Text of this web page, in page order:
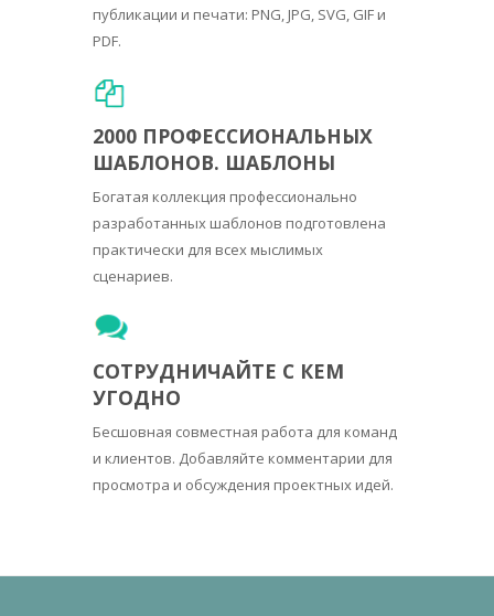
публикации и печати: PNG, JPG, SVG, GIF и
PDF.
2000 ПРОФЕССИОНАЛЬНЫХ
ШАБЛОНОВ. ШАБЛОНЫ
Богатая коллекция профессионально
разработанных шаблонов подготовлена
практически для всех мыслимых
сценариев.
СОТРУДНИЧАЙТЕ С КЕМ
УГОДНО
Бесшовная совместная работа для команд
и клиентов. Добавляйте комментарии для
просмотра и обсуждения проектных идей.